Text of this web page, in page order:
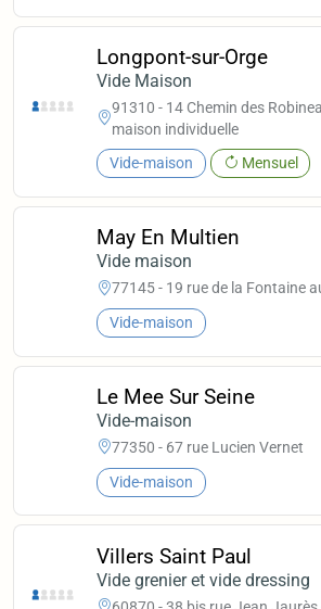
Longpont-sur-Orge
Vide Maison
91310 - 14 Chemin des
maison individuelle
Vide-maison Mensuel
May En Multien
Vide maison
77145 - 19 rue de la Fontaine
Vide-maison
Le Mee Sur Seine
Vide-maison
77350 - 67 rue Lucien Vernet
Vide-maison
Villers Saint Paul
Vide grenier et vide dressing